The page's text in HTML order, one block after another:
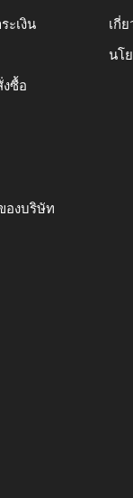
ะเงิน
ซื้อ
องบริษัท
เกี่
นโ